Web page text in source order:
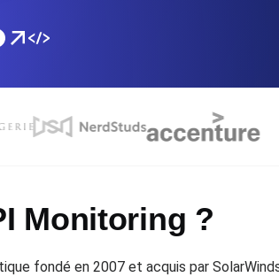
Moniteurs en YAML, JS et MCP
Monitoring ?
fondé en 2007 et acquis par